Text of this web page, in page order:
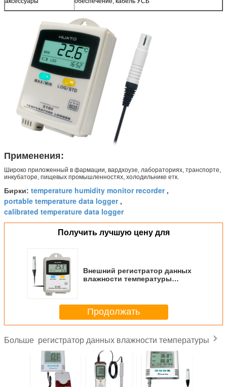
Применения:
Широко приложенный в фармации, вардхоузе, лабораториях, транспорте,
инкубаторе, пищевых промышленностях, холодильнике етк.
Бирки: temperature humidity monitor recorder,
portable temperature data logger,
calibrated temperature data logger
Получить лучшую цену для
Внешний регистратор данных
влажности температуры
Продолжать
Больше регистратор данных влажности температуры